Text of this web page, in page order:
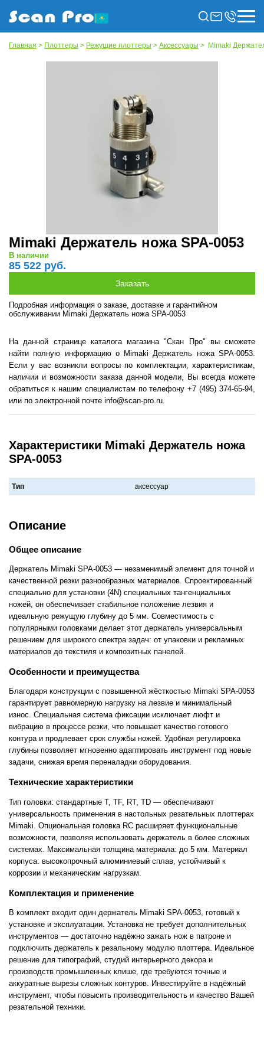
Главная > Плоттеры > Режущие плоттеры > Аксессуары > Mimaki
Mimaki Держатель ножа SPA-0053
В наличии
85 522 руб.
Подробная информация о заказе, доставке и гарантийном
обслуживании Mimaki Держатель ножа SPA-0053
На данной странице каталога магазина "Скан Про" вы сможете
найти полную информацию о Mimaki Держатель ножа SPA-0053.
Если у вас возникли вопросы по комплектации, характеристикам,
наличии и возможности заказа данной модели, Вы всегда можете
обратиться к нашим специалистам по телефону +7 (495) 374-65-94,
или по электронной почте info@scan-pro.ru.
Характеристики Mimaki Держатель ножа
SPA-0053
Тип аксессуар
Описание
Общее описание
Держатель Mimaki SPA-0053 — незаменимый элемент для точной и
качественной резки разнообразных материалов. Спроектированный
специально для установки (4N) специальных тангенциальных
ножей, он обеспечивает стабильное положение лезвия и
идеальную режущую глубину до 5 мм. Совместимость с
популярными головками делает этот держатель универсальным
решением для широкого спектра задач: от упаковки и рекламных
материалов до текстиля и композитных панелей.
Особенности и преимущества
Благодаря конструкции с повышенной жёсткостью Mimaki SPA-0053
гарантирует равномерную нагрузку на лезвие и минимальный
износ. Специальная система фиксации исключает люфт и
вибрацию в процессе резки, что повышает качество готового
контура и продлевает срок службы ножей. Удобная регулировка
глубины позволяет мгновенно адаптировать инструмент под новые
задачи, снижая время переналадки оборудования.
Технические характеристики
Тип головки: стандартные T, TF, RT, TD — обеспечивают
универсальность применения в настольных резательных плоттерах
Mimaki. Опциональная головка RC расширяет функциональные
возможности, позволяя использовать держатель в более сложных
системах. Максимальная толщина материала: до 5 мм. Материал
корпуса: высокопрочный алюминиевый сплав, устойчивый к
коррозии и механическим нагрузкам.
Комплектация и применение
В комплект входит один держатель Mimaki SPA-0053, готовый к
установке и эксплуатации. Установка не требует дополнительных
инструментов — достаточно надёжно зажать нож в патроне и
подключить держатель к резальному модулю плоттера. Идеальное
решение для типографий, студий интерьерного декора и
производств промышленных клише, где требуются точные и
аккуратные вырезы сложных контуров. Инвестируйте в надёжный
инструмент, чтобы повысить производительность и качество Вашей
резательной техники.